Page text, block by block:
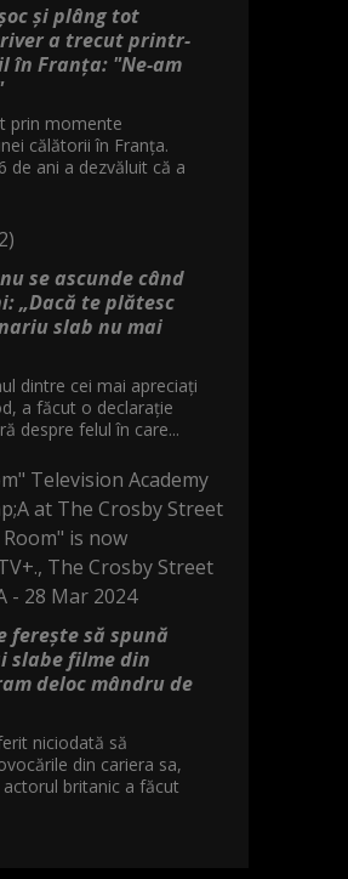
și plâng tot
a trecut printr-
în Franța: "Ne-am
prin momente
călătorii în Franța.
de ani a dezvăluit că a
se ascunde când
„Dacă te plătesc
slab nu mai
dintre cei mai apreciați
a făcut o declarație
despre felul în care...
ferește să spună
slabe filme din
deloc mândru de
niciodată să
din cariera sa,
britanic a făcut